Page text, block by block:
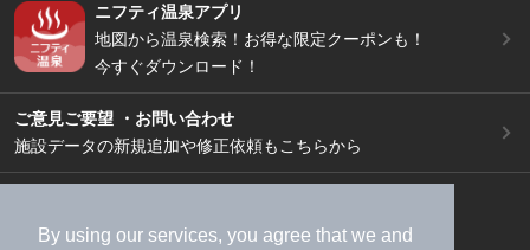
By using our services, you agree that we and
ニフティ温泉アプリ
地図から温泉検索！お得な限定クーポンも！
今すぐダウンロード！
ご意見ご要望 ・お問い合わせ
施設データの新規追加や修正依頼もこちらから
加盟店募集（資料請求）
広告出稿のご案内